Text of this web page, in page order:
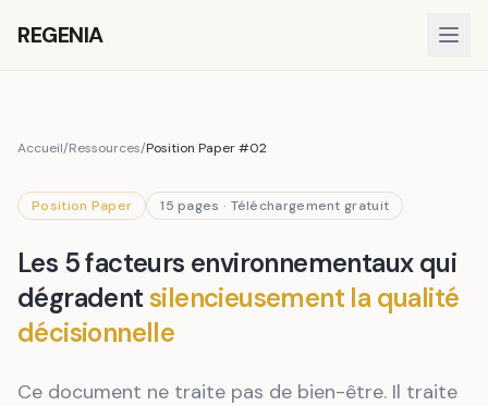
REGENIA
Accueil/Ressources/Position Paper #02
Position Paper 15 pages · Téléchargement gratuit
Les 5 facteurs environnementaux qui
dégradentsilencieusement la qualité
décisionnelle
Ce document ne traite pas de bien-être. Il traite